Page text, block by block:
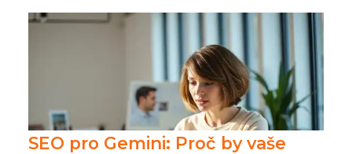
SEO pro Gemini: Proč by vaše